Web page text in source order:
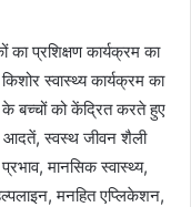
प्रशिक्षण कार्यक्रम का
स्वास्थ्य कार्यक्रम का
बच्चों को केंद्रित करते हुए
आदतें, स्वस्थ जीवन शैली
मानसिक स्वास्थ्य,
मनहित एप्लिकेशन,